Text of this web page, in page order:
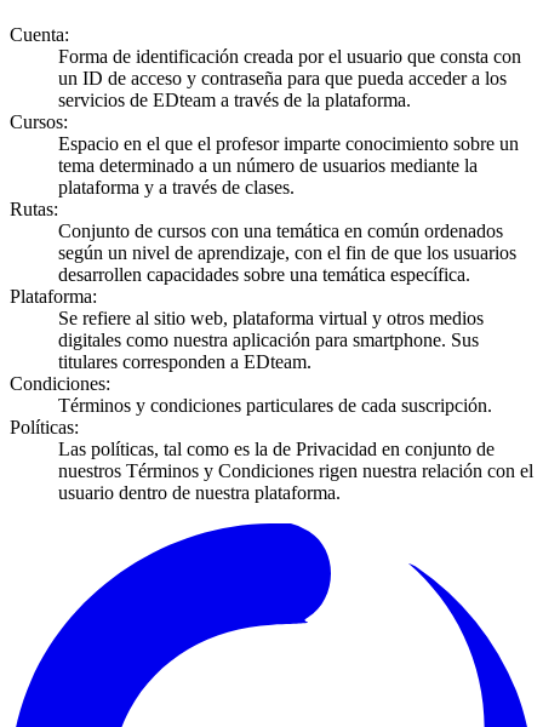
Cuenta:
Forma de identificación creada por el usuario que consta con
un ID de acceso y contraseña para que pueda acceder a los
servicios de EDteam a través de la plataforma.
Cursos:
Espacio en el que el profesor imparte conocimiento sobre un
tema determinado a un número de usuarios mediante la
plataforma y a través de clases.
Rutas:
Conjunto de cursos con una temática en común ordenados
según un nivel de aprendizaje, con el fin de que los usuarios
desarrollen capacidades sobre una temática específica.
Plataforma:
Se refiere al sitio web, plataforma virtual y otros medios
digitales como nuestra aplicación para smartphone. Sus
titulares corresponden a EDteam.
Condiciones:
Términos y condiciones particulares de cada suscripción.
Políticas:
Las políticas, tal como es la de Privacidad en conjunto de
nuestros Términos y Condiciones rigen nuestra relación con el
usuario dentro de nuestra plataforma.